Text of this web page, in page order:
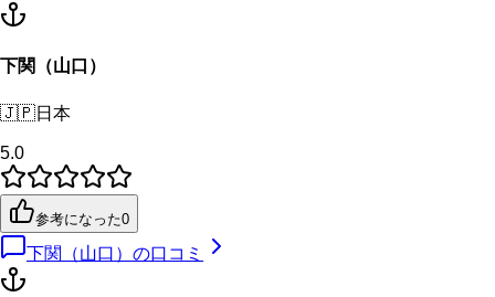
下関（山口）
🇯🇵日本
5.0
参考になった0
下関（山口） の口コミ